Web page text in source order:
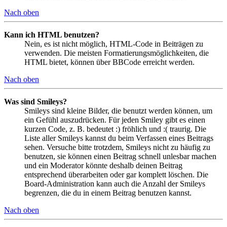
Nach oben
Kann ich HTML benutzen?
Nein, es ist nicht möglich, HTML-Code in Beiträgen zu
verwenden. Die meisten Formatierungsmöglichkeiten, die
HTML bietet, können über BBCode erreicht werden.
Nach oben
Was sind Smileys?
Smileys sind kleine Bilder, die benutzt werden können, um
ein Gefühl auszudrücken. Für jeden Smiley gibt es einen
kurzen Code, z. B. bedeutet :) fröhlich und :( traurig. Die
Liste aller Smileys kannst du beim Verfassen eines Beitrags
sehen. Versuche bitte trotzdem, Smileys nicht zu häufig zu
benutzen, sie können einen Beitrag schnell unlesbar machen
und ein Moderator könnte deshalb deinen Beitrag
entsprechend überarbeiten oder gar komplett löschen. Die
Board-Administration kann auch die Anzahl der Smileys
begrenzen, die du in einem Beitrag benutzen kannst.
Nach oben